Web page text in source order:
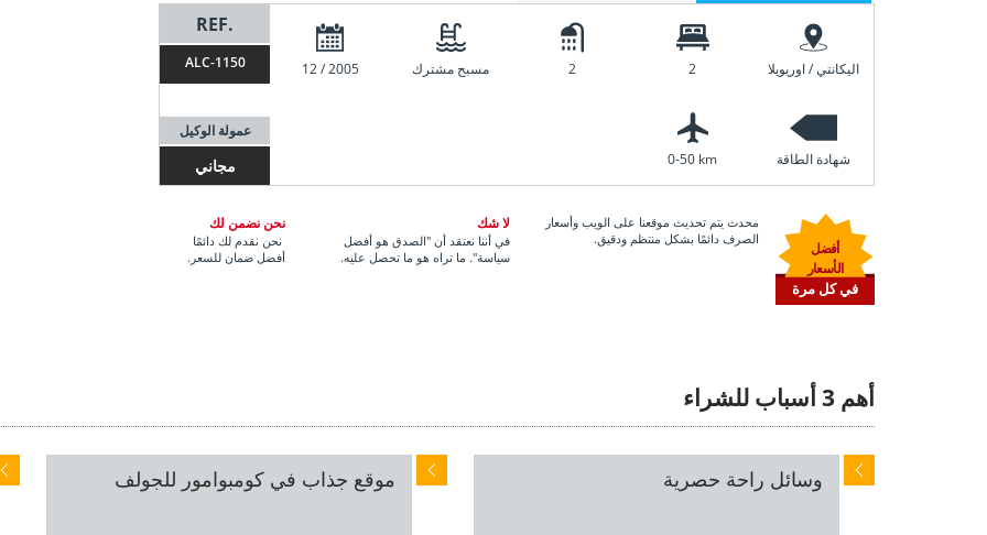
REF.
ALC-1150
عمولة الوكيل
مجاني
اليكانتي / اوريويلا 2
2 مسبح مشترك 12 / 2005
شهادة الطاقة 0-50 km
أفضل
الأسعار
في كل مرة
محدث يتم تحديث موقعنا على الويب وأسعار
الصرف دائمًا بشكل منتظم ودقيق.
لا شك
في أننا نعتقد أن "الصدق هو أفضل
سياسة". ما تراه هو ما تحصل عليه.
نحن نضمن لك
نحن نقدم لك دائمًا
أفضل ضمان للسعر.
أهم 3 أسباب للشراء
وسائل راحة حصرية موقع جذاب في كومبوامور للجولف